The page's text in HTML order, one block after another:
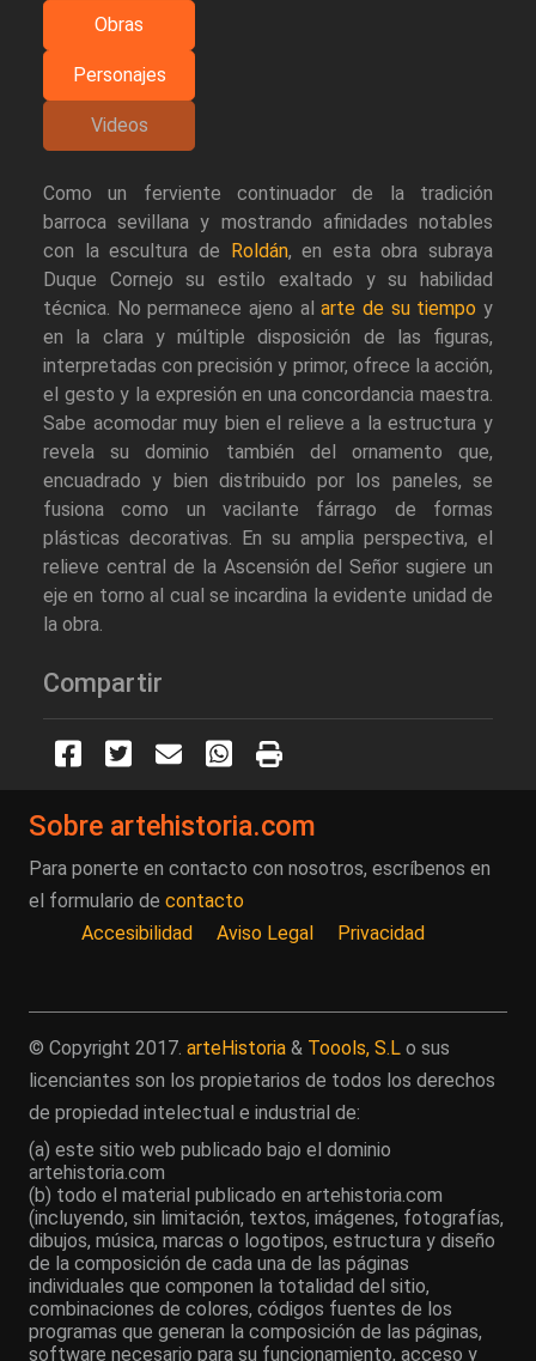
Obras
Personajes
Videos
Como un ferviente continuador de la tradición
barroca sevillana y mostrando afinidades notables
con la escultura de Roldán, en esta obra subraya
Duque Cornejo su estilo exaltado y su habilidad
técnica. No permanece ajeno alarte de su tiempo y
en la clara y múltiple disposición de las figuras,
interpretadas con precisión y primor, ofrece la acción,
el gesto y la expresión en una concordancia maestra.
Sabe acomodar muy bien el relieve a la estructura y
revela su dominio también del ornamento que,
encuadrado y bien distribuido por los paneles, se
fusiona como un vacilante fárrago de formas
plásticas decorativas. En su amplia perspectiva, el
relieve central de la Ascensión del Señor sugiere un
eje en torno al cual se incardina la evidente unidad de
la obra.
Compartir
Sobre artehistoria.com
Para ponerte en contacto con nosotros, escríbenos en
el formulario de contacto
Accesibilidad
Aviso Legal Privacidad
© Copyright 2017. arteHistoria & Toools, S.L o sus
licenciantes son los propietarios de todos los derechos
de propiedad intelectual e industrial de:
(a) este sitio web publicado bajo el dominio
artehistoria.com
(b) todo el material publicado en artehistoria.com
(incluyendo, sin limitación, textos, imágenes, fotografías,
dibujos, música, marcas o logotipos, estructura y diseño
de la composición de cada una de las páginas
individuales que componen la totalidad del sitio,
combinaciones de colores, códigos fuentes de los
programas que generan la composición de las páginas,
software necesario para su funcionamiento, acceso y